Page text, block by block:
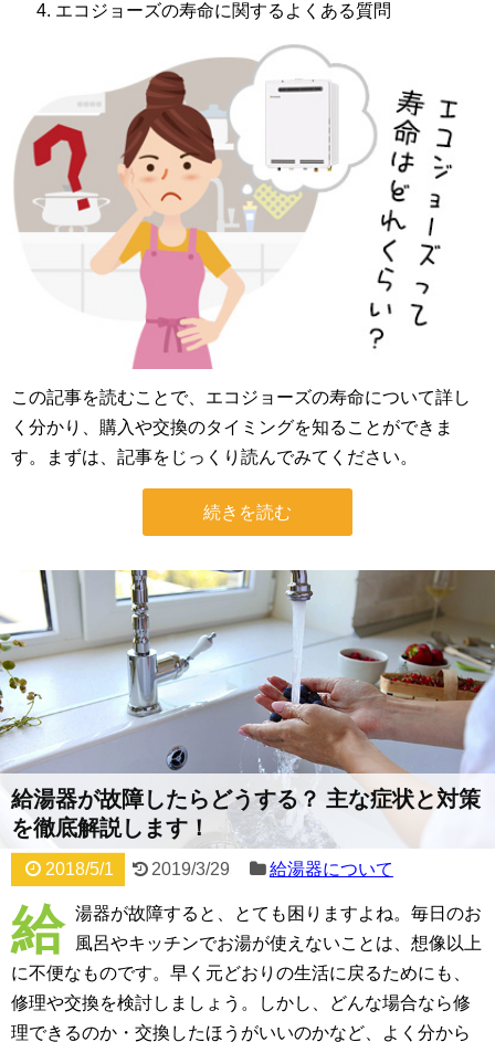
エコジョーズの寿命に関するよくある質問
この記事を読むことで、エコジョーズの寿命について詳し
く分かり、購入や交換のタイミングを知ることができま
す。まずは、記事をじっくり読んでみてください。
続きを読む
給湯器が故障したらどうする？ 主な症状と対策
を徹底解説します！
2018/5/1 2019/3/29 給湯器について
給 湯器が故障すると、とても困りますよね。毎日のお
風呂やキッチンでお湯が使えないことは、想像以上
に不便なものです。早く元どおりの生活に戻るためにも、
修理や交換を検討しましょう。しかし、どんな場合なら修
理できるのか・交換したほうがいいのかなど、よく分から